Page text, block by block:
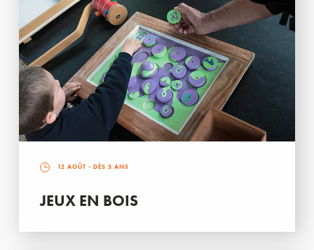
12 AOÛT - DÈS 5 ANS
JEUX EN BOIS